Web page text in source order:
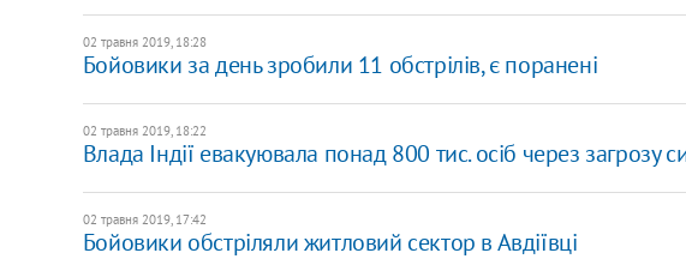
02 травня 2019, 18:28
Бойовики за день зробили 11 обстрілів, є поранені
02 травня 2019, 18:22
Влада Індії евакуювала понад 800 тиc. осіб через загрозу
02 травня 2019, 17:42
Бойовики обстріляли житловий сектор в Авдіївці